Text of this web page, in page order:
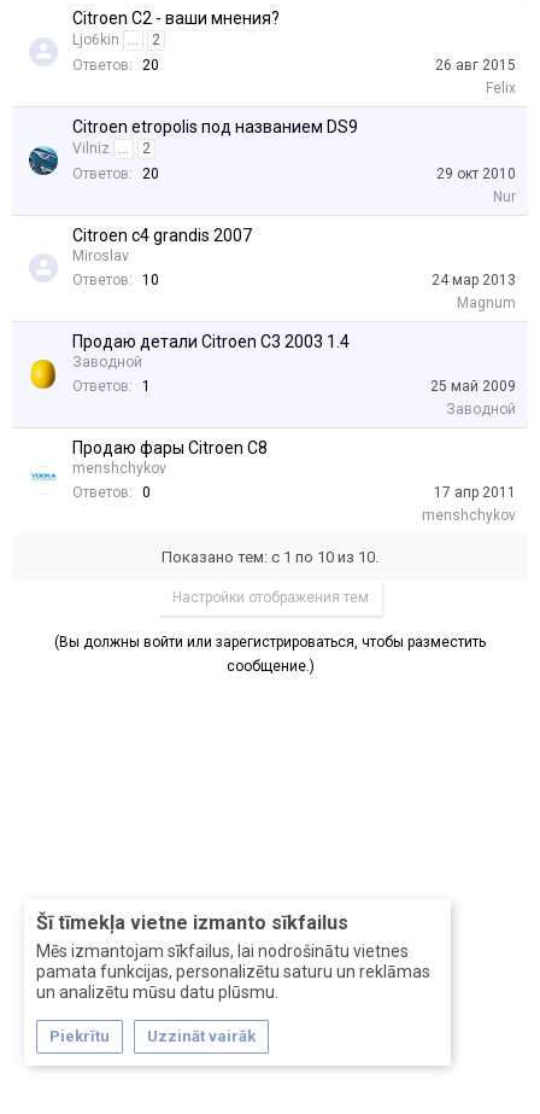
Šī tīmekļa vietne izmanto sīkfailus
Mēs izmantojam sīkfailus, lai nodrošinātu vietnes
pamata funkcijas, personalizētu saturu un reklāmas
un analizētu mūsu datu plūsmu.
Piekrītu Uzzināt vairāk
Citroen C2 - ваши мнения?
Ljo6kin ...
2
Ответов:
20
26 авг 2015
Felix
Citroen etropolis под названием DS9
Vilniz ...
2
Ответов:
20
29 окт 2010
Nur
Citroen c4 grandis 2007
Miroslav
Ответов:
10
24 мар 2013
Magnum
Продаю детали Citroen C3 2003 1.4
Заводной
Ответов:
1
25 май 2009
Заводной
Продаю фары Citroen C8
menshchykov
Ответов:
0
17 апр 2011
menshchykov
Показано тем: с 1 по 10 из 10.
Настройки отображения тем
(Вы должны войти или зарегистрироваться, чтобы разместить
сообщение.)